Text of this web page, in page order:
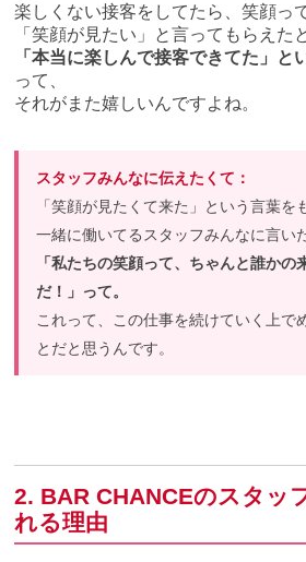
楽しくない接客をしてたら、笑顔っ
「笑顔が見たい」と言ってもらえた
「本当に楽しんで接客できてた」と
って、
それがまた嬉しいんですよね。
スタッフみんなに伝えたくて：
「笑顔が見たくて来た」という言葉を
一緒に働いてるスタッフみんなに言い
「私たちの笑顔って、ちゃんと誰かの
だ！」って。
これって、この仕事を続けていく上で
とだと思うんです。
2. BAR CHANCEのスタッ
れる理由